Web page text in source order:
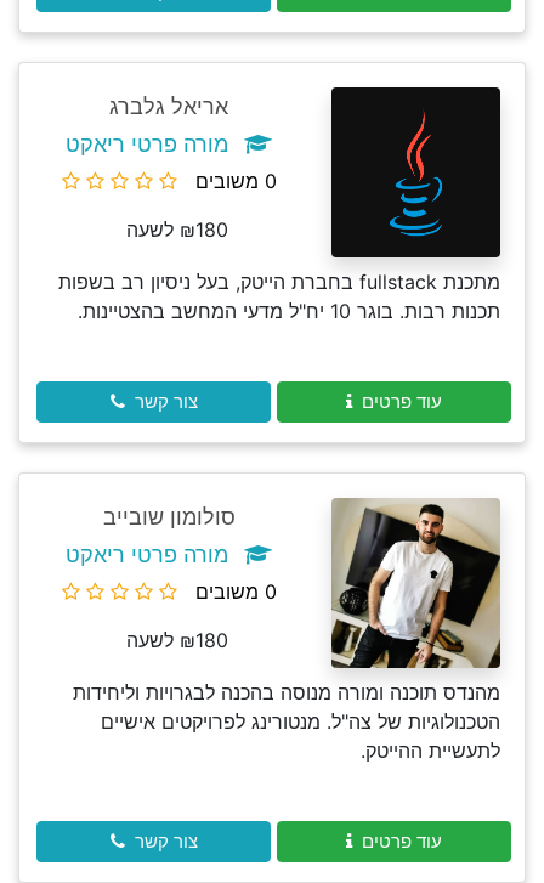
אריאל גלברג
מורה פרטי ריאקט
0 משובים
₪180 לשעה
מתכנת fullstack בחברת הייטק, בעל ניסיון רב בשפות
תכנות רבות. בוגר 10 יח"ל מדעי המחשב בהצטיינות.
עוד פרטים צור קשר
סולומון שובייב
מורה פרטי ריאקט
0 משובים
₪180 לשעה
מהנדס תוכנה ומורה מנוסה בהכנה לבגרויות וליחידות
הטכנולוגיות של צה"ל. מנטורינג לפרויקטים אישיים
לתעשיית ההייטק.
עוד פרטים צור קשר